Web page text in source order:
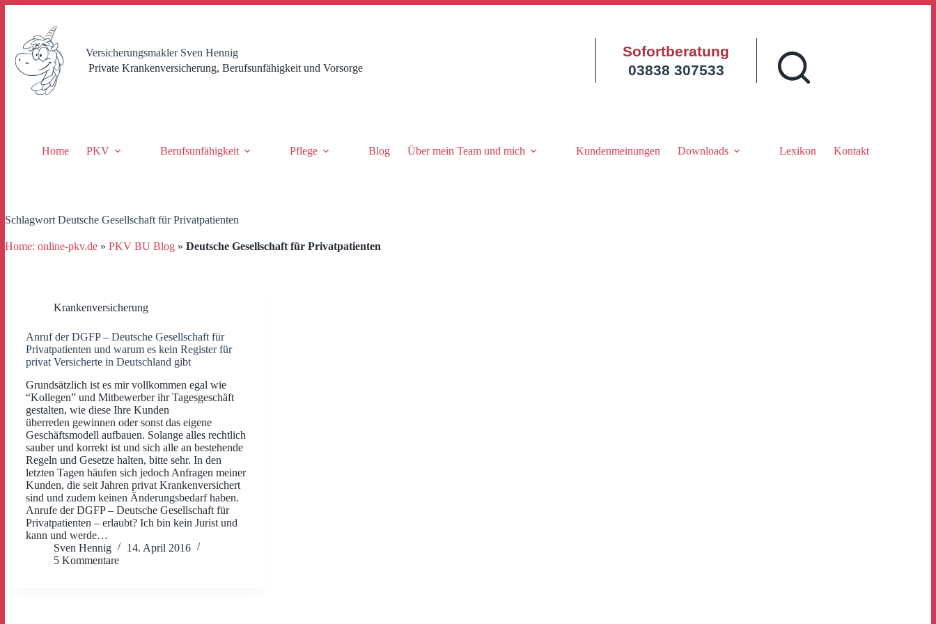
springen
Versicherungsmakler Sven Hennig
Private Krankenversicherung, Berufsunfähigkeit und Vorsorge
Sofortberatung
03838 307533
Home PKV Berufsunfähigkeit Pflege Blog Über mein Team und mich Kundenmeinungen Downloads Lexikon Kontakt
Schlagwort Deutsche Gesellschaft für Privatpatienten
Home: online-pkv.de » PKV BU Blog » Deutsche Gesellschaft für Privatpatienten
Krankenversicherung
Anruf der DGFP – Deutsche Gesellschaft für
Privatpatienten und warum es kein Register für
privat Versicherte in Deutschland gibt
Grundsätzlich ist es mir vollkommen egal wie
“Kollegen” und Mitbewerber ihr Tagesgeschäft
gestalten, wie diese Ihre Kunden
überreden gewinnen oder sonst das eigene
Geschäftsmodell aufbauen. Solange alles rechtlich
sauber und korrekt ist und sich alle an bestehende
Regeln und Gesetze halten, bitte sehr. In den
letzten Tagen häufen sich jedoch Anfragen meiner
Kunden, die seit Jahren privat Krankenversichert
sind und zudem keinen Änderungsbedarf haben.
Anrufe der DGFP – Deutsche Gesellschaft für
Privatpatienten – erlaubt? Ich bin kein Jurist und
kann und werde…
Sven Hennig
14. April 2016
5 Kommentare